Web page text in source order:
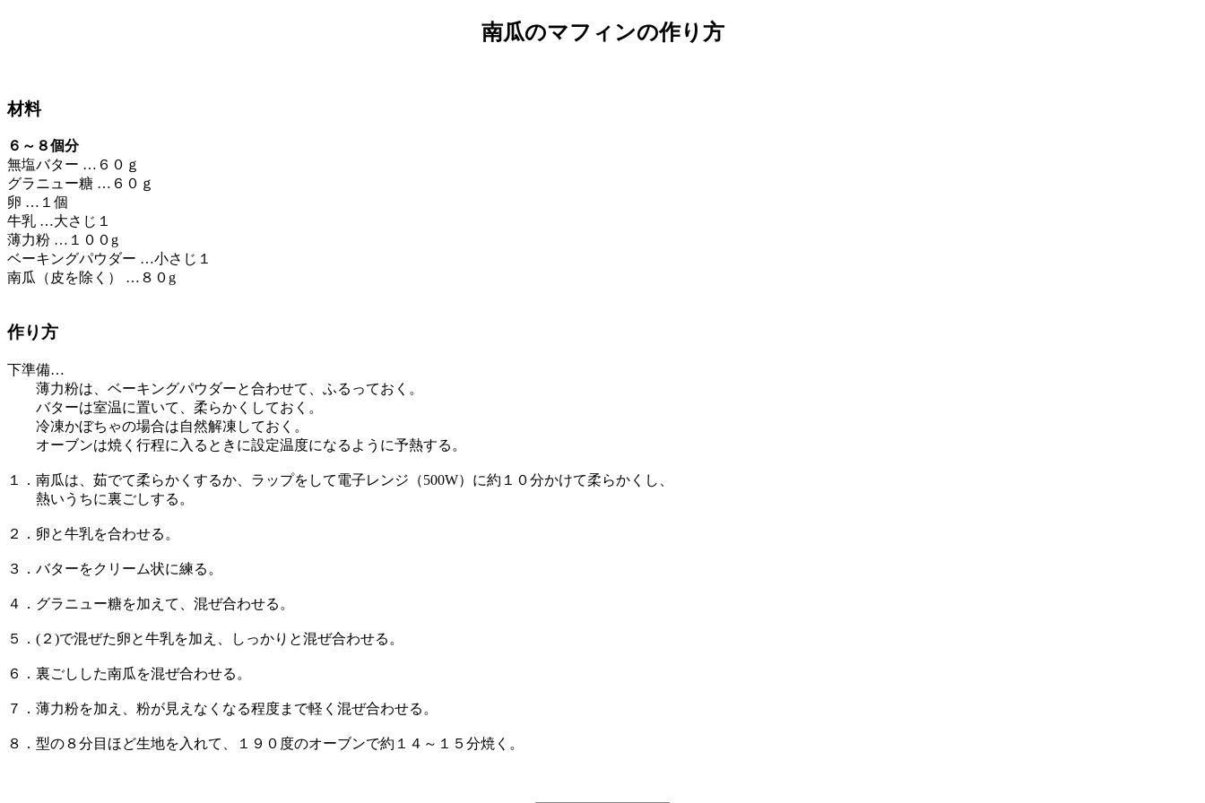
南瓜のマフィンの作り方
材料
６～８個分
無塩バター …６０ｇ
グラニュー糖 …６０ｇ
卵 …１個
牛乳 …大さじ１
薄力粉 …１００g
ベーキングパウダー …小さじ１
南瓜（皮を除く） …８０g
作り方
下準備…
薄力粉は、ベーキングパウダーと合わせて、ふるっておく。
バターは室温に置いて、柔らかくしておく。
冷凍かぼちゃの場合は自然解凍しておく。
オーブンは焼く行程に入るときに設定温度になるように予熱する。
１．南瓜は、茹でて柔らかくするか、ラップをして電子レンジ（500W）に約１０分かけて柔らかくし、
熱いうちに裏ごしする。
２．卵と牛乳を合わせる。
３．バターをクリーム状に練る。
４．グラニュー糖を加えて、混ぜ合わせる。
５．(２)で混ぜた卵と牛乳を加え、しっかりと混ぜ合わせる。
６．裏ごしした南瓜を混ぜ合わせる。
７．薄力粉を加え、粉が見えなくなる程度まで軽く混ぜ合わせる。
８．型の８分目ほど生地を入れて、１９０度のオーブンで約１４～１５分焼く。